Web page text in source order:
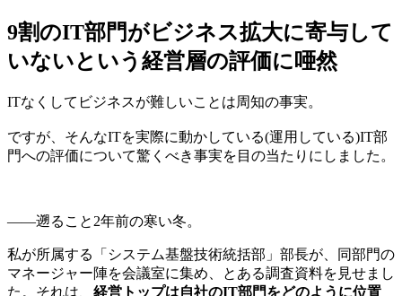
9割のIT部門がビジネス拡大に寄与して
いないという経営層の評価に唖然
ITなくしてビジネスが難しいことは周知の事実。
ですが、そんなITを実際に動かしている(運用している)IT部
門への評価について驚くべき事実を目の当たりにしました。
――遡ること2年前の寒い冬。
私が所属する「システム基盤技術統括部」部長が、同部門の
マネージャー陣を会議室に集め、とある調査資料を見せまし
た。それは、 経営トップは自社のIT部門をどのように位置